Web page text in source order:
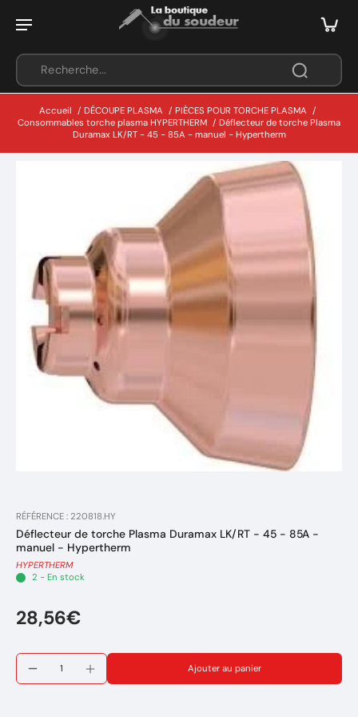
Accueil / DÉCOUPE PLASMA / PIÈCES POUR TORCHE PLASMA /
Consommables torche plasma HYPERTHERM / Déflecteur de torche Plasma
Duramax LK/RT - 45 - 85A - manuel - Hypertherm
RÉFÉRENCE : 220818.HY
Déflecteur de torche Plasma Duramax LK/RT - 45 - 85A -
manuel - Hypertherm
HYPERTHERM
2 - En stock
28,56€
Ajouter au panier